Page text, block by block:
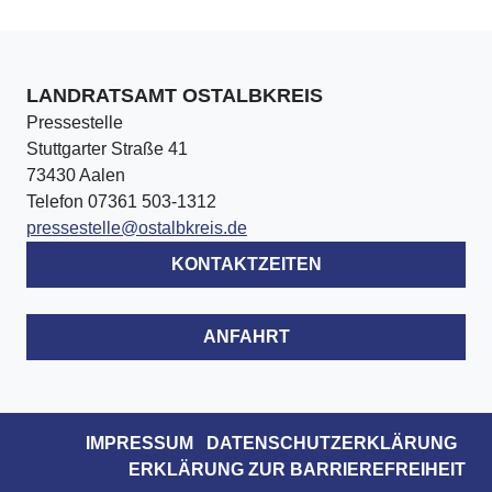
LANDRATSAMT OSTALBKREIS
Pressestelle
Stuttgarter Straße 41
73430 Aalen
Telefon 07361 503-1312
pressestelle@ostalbkreis.de
KONTAKTZEITEN
ANFAHRT
IMPRESSUM
DATENSCHUTZERKLÄRUNG
ERKLÄRUNG ZUR BARRIEREFREIHEIT